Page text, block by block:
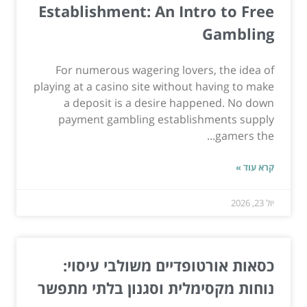
Establishment: An Intro to Free
Gambling
For numerous wagering lovers, the idea of
playing at a casino site without having to make
a deposit is a desire happened. No down
payment gambling establishments supply
gamers the...
קרא עוד »
יול 23, 2026
כסאות אורטופדיים משולבי עיסוי:
נוחות מקסימלית וסגנון בלתי מתפשר